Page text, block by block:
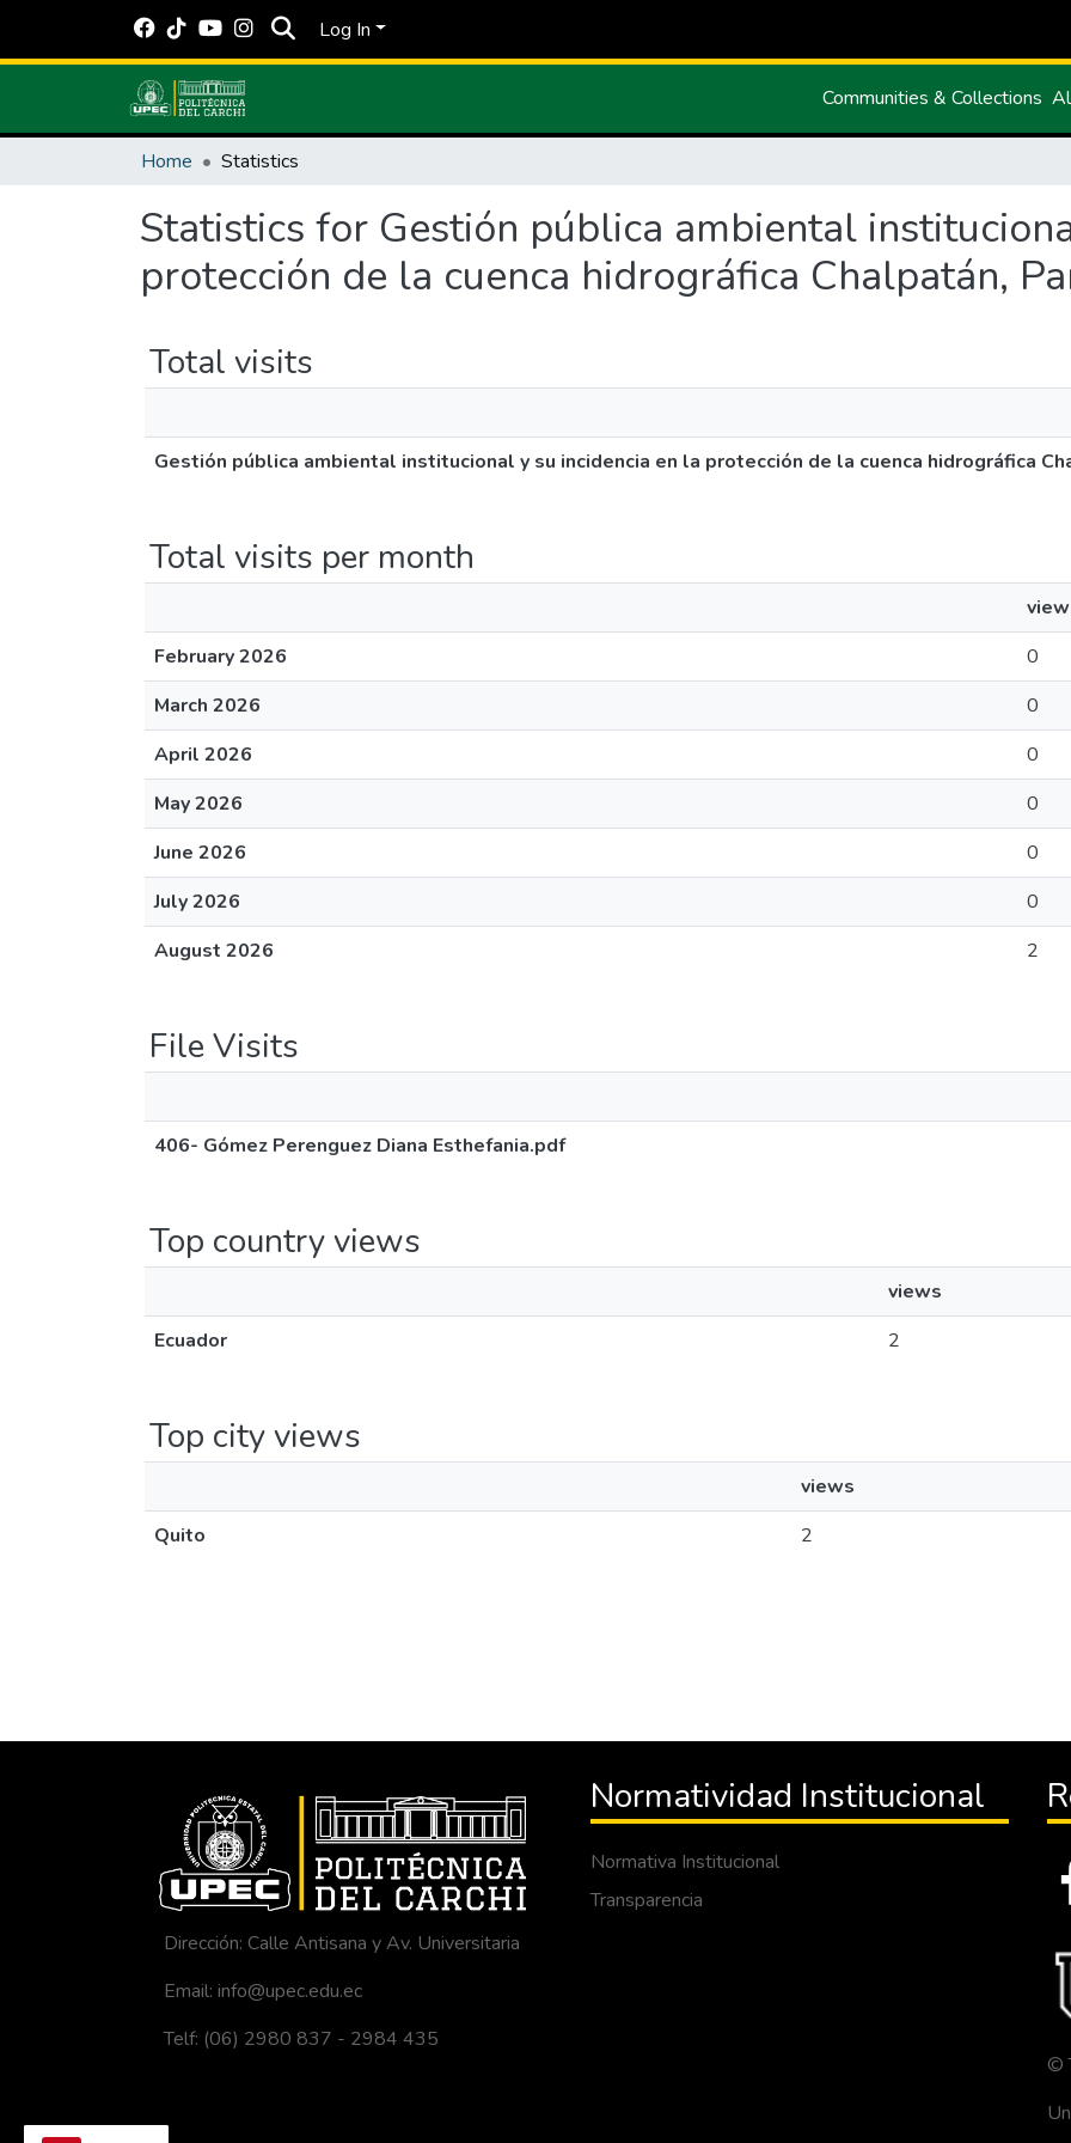
Log In
Communities & Collections
Home Statistics
Statistics for Gestión pública ambiental
protección de la cuenca hidrográfica Chalpatán,
Total visits
Gestión pública ambiental institucional y su incidencia en la protección de la cuenca hidrográfica
Total visits per month
February 2026
0
March 2026
0
April 2026
0
May 2026
0
June 2026
0
July 2026
0
August 2026
2
File Visits
406- Gómez Perenguez Diana Esthefania.pdf
Top country views
views
Ecuador
2
Top city views
views
Quito
2
Dirección: Calle Antisana y Av. Universitaria
Email: info@upec.edu.ec
Telf: (06) 2980 837 - 2984 435
Normatividad Institucional
Normativa Institucional
Transparencia
©